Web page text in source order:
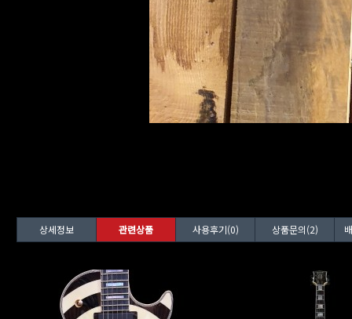
상세정보 관련상품 사용후기(0) 상품문의(2)